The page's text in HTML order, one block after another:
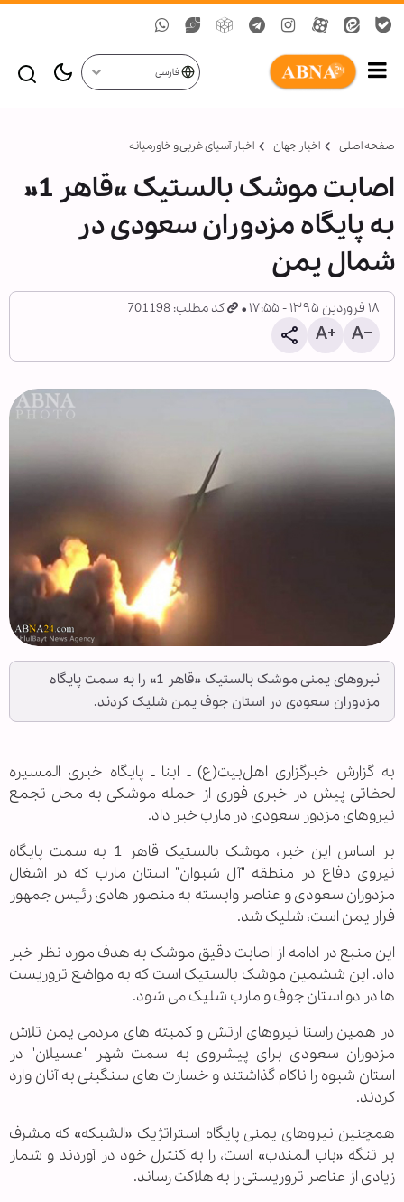
فارسی
صفحه اصلی اخبار جهان اخبار آسیای غربی و خاورمیانه
اصابت موشک بالستیک «قاهر 1»
به پایگاه مزدوران سعودی در
شمال یمن
۱۸ فروردین ۱۳۹۵ - ۱۷:۵۵ کد مطلب: 701198
نیروهای یمنی موشک بالستیک «قاهر 1» را به سمت پایگاه
مزدوران سعودی در استان جوف یمن شلیک کردند.
به گزارش خبرگزاری اهل‌بیت(ع) ـ ابنا ـ پایگاه خبری المسیره
لحظاتی پیش در خبری فوری از حمله موشکی به محل تجمع
نیروهای مزدور سعودی در مارب خبر داد.
بر اساس این خبر، موشک بالستیک قاهر 1 به سمت پایگاه
نیروی دفاع در منطقه "آل شبوان" استان مارب که در اشغال
مزدوران سعودی و عناصر وابسته به منصور هادی رئیس جمهور
فرار یمن است، شلیک شد.
این منبع در ادامه از اصابت دقیق موشک به هدف مورد نظر خبر
داد. این ششمین موشک بالستیک است که به مواضع تروریست
ها در دو استان جوف و مارب شلیک می شود.
در همین راستا نیروهای ارتش و کمیته های مردمی یمن تلاش
مزدوران سعودی برای پیشروی به سمت شهر "عسيلان" در
استان شبوه را ناکام گذاشتند و خسارت های سنگینی به آنان وارد
کردند.
همچنین نیروهای یمنی پایگاه استراتژیک «الشبکه» که مشرف
بر تنگه «باب المندب» است، را به کنترل خود در آوردند و شمار
زیادی از عناصر تروریستی را به هلاکت رساند.